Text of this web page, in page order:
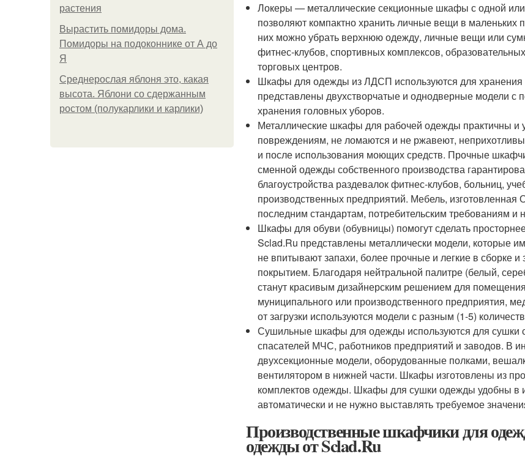
растения
Вырастить помидоры дома.
Помидоры на подоконнике от А до
Я
Среднерослая яблоня это, какая
высота. Яблони со сдержанным
ростом (полукарлики и карлики)
Локеры — металлические секционные шкафы с одной
позволяют компактно хранить личные вещи в маленьких
них можно убрать верхнюю одежду, личные вещи или
фитнес-клубов, спортивных комплексов,
торговых центров.
Шкафы для одежды из ЛДСП используются для хранения
представлены двухстворчатые и однодверные модели с
хранения головных уборов.
Металлические шкафы для рабочей одежды практичны и
повреждениям, не ломаются и не ржавеют,
и после использования моющих средств. Прочные
сменной одежды собственного производства
благоустройства раздевалок фитнес-клубов, больниц,
производственных предприятий. Мебель,
последним стандартам, потребительским требованиям и
Шкафы для обуви (обувницы) помогут сделать
Sclad.Ru представлены металлически модели, которые
не впитывают запахи, более прочные и легкие в
покрытием. Благодаря нейтральной палитре (белый,
станут красивым дизайнерским решением для
муниципального или производственного предприятия,
от загрузки используются модели с разным (1-5)
Сушильные шкафы для одежды используются для сушки
спасателей МЧС, работников предприятий и заводов. В
двухсекционные модели, оборудованные полками,
вентилятором в нижней части. Шкафы изготовлены из
комплектов одежды. Шкафы для сушки одежды удобны в
автоматически и не нужно выставлять требуемое
Производственные шкафчики для
одежды от Sclad.Ru